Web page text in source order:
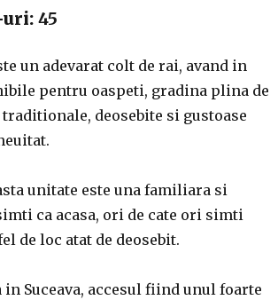
uri: 45
un adevarat colt de rai, avand in
pentru oaspeti, gradina plina de
deosebite si gustoase
unitate este una familiara si
ca acasa, ori de cate ori simti
de loc atat de deosebit.
Suceava, accesul fiind unul foarte